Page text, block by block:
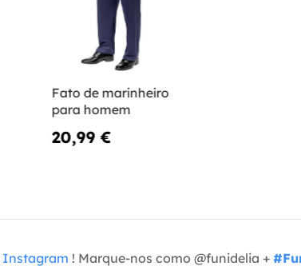
Fato de marinheiro
para homem
20,99 €
Instagram ! Marque-nos como @funidelia +